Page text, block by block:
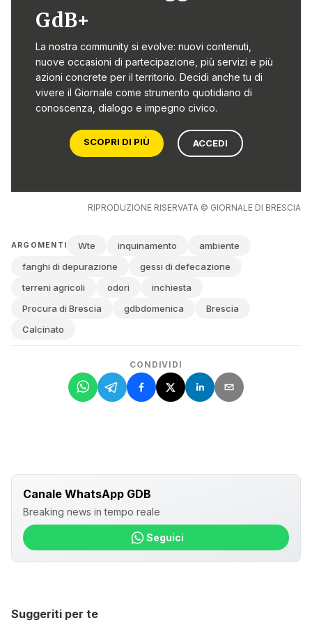
LEGGI ANCHE
Fanghi contaminati: «Dalle tabelle dati
impressionanti»
LEGGI ANCHE
Fanghi contaminati, Legambiente si
mangia questo mais»
penetra e ti resta addosso, anche sui vestiti (...). Fa
lacrimare gli occhi (...). È come fosse ammoniaca, non
aprire le finestre, questo non è vivere (...)». Una
situazione che si è protratta per anni, almeno fino
trattori». Proprio gli
odori molesti
sequestro dei tre impianti della Wte.
Fanghi contaminati: le intercettazioni choc/2
«Di questo caso ci occupiamo da anni - spiega Fabio
Cambielli, direttore del dipartimento bresciano di
GdB+
La nostra community si evolve: nuovi contenuti,
nuove occasioni di partecipazione, più servizi e più
azioni concrete per il territorio. Decidi anche tu di
vivere il Giornale come strumento quotidiano di
conoscenza, dialogo e impegno civico.
SCOPRI DI PIÙ ACCEDI
RIPRODUZIONE RISERVATA © GIORNALE DI BRESCIA
ARGOMENTI Wte inquinamento
ambiente
fanghi di depurazione
gessi di defecazione
terreni agricoli
odori
inchiesta
Procura di Brescia
gdbdomenica
Brescia
Calcinato
CONDIVIDI
Canale WhatsApp GDB
Breaking news in tempo reale
Seguici
Suggeriti per te